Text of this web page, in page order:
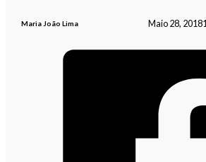
Maria João Lima Maio 28, 2018